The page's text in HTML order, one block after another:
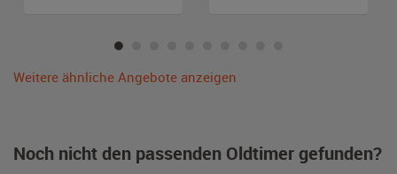
Weitere ähnliche Angebote anzeigen
Noch nicht den passenden Oldtimer gefunden?